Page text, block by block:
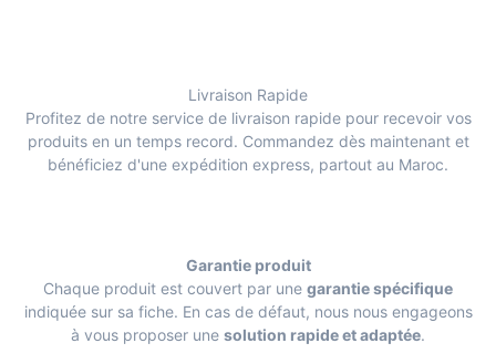
Livraison Rapide
Profitez de notre service de livraison rapide pour recevoir vos
produits en un temps record. Commandez dès maintenant et
bénéficiez d'une expédition express, partout au Maroc.
Garantie produit
Chaque produit est couvert par une garantie spécifique
indiquée sur sa fiche. En cas de défaut, nous nous engageons
à vous proposer une solution rapide et adaptée.